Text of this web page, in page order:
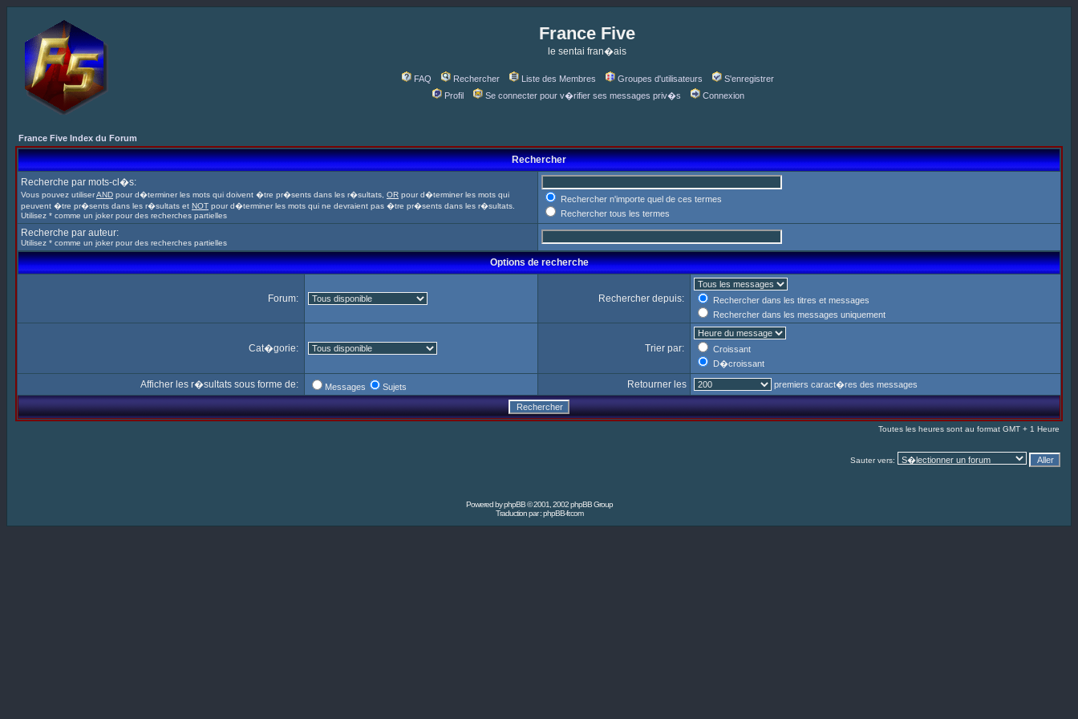
France Five
le sentai fran�ais
FAQ Rechercher Liste des Membres Groupes d'utilisateurs
S'enregistrer
Profil
Se connecter pour v�rifier ses messages priv�s Connexion
France Five Index du Forum
Rechercher
Recherche par mots-cl�s:
Vous pouvez utiliserAND pour d�terminer les mots qui doivent �tre pr�sents dans les r�sultats, OR pour d�terminer les mots qui
peuvent �tre pr�sents dans les r�sultats et NOT pour d�terminer les mots qui ne devraient pas �tre pr�sents dans les r�sultats.
Utilisez * comme un joker pour des recherches partielles
Rechercher n'importe quel de ces termes
Rechercher tous les termes
Recherche par auteur:
Utilisez * comme un joker pour des recherches partielles
Options de recherche
Forum: Rechercher depuis:
Rechercher dans les titres et messages
Rechercher dans les messages uniquement
Cat�gorie: Trier par:
Croissant
D�croissant
Afficher les r�sultats sous forme de: Messages Sujets Retourner les premiers caract�res des messages
Toutes les heures sont au format GMT + 1 Heure
Sauter vers:
Powered byphpBB© 2001, 2002 phpBB Group
Traduction par :phpBB-fr.com